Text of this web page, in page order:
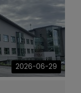
2026-06-29